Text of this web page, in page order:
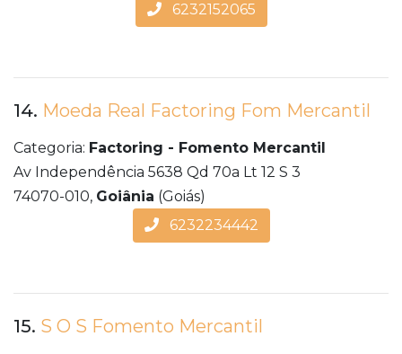
6232152065
14. Moeda Real Factoring Fom Mercantil
Categoria: Factoring - Fomento Mercantil
Av Independência 5638 Qd 70a Lt 12 S 3
74070-010, Goiânia (Goiás)
6232234442
15. S O S Fomento Mercantil